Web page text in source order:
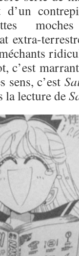
extra-
c’est
sens, c’est
la lecture de